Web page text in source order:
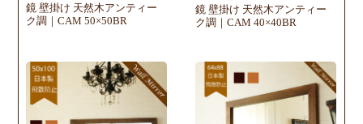
鏡 壁掛け 天然木アンティー
ク調｜CAM 50×50BR
鏡 壁掛け 天然木アンティー
ク調｜CAM 40×40BR